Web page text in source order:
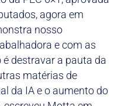
agora em
nosso
e com as
destravar a pauta da
matérias de
da IA e o aumento do